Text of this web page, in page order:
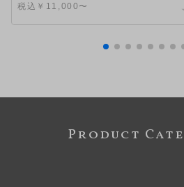
税込￥11,000〜
Product